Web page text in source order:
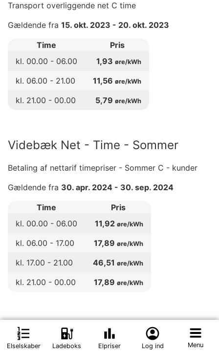
format_list_numbered
Elselskaber
ev_station
Ladeboks
bar_chart
Elpriser
account_circle
Log ind Menu
Transport overliggende net C time
Gældende fra 15. okt. 2023 - 20. okt. 2023
Time
Pris
kl. 00.00 - 06.00 1,93 øre/kWh
kl. 06.00 - 21.00 11,56 øre/kWh
kl. 21.00 - 00.00 5,79 øre/kWh
Videbæk Net - Time - Sommer
Betaling af nettarif timepriser - Sommer C - kunder
Gældende fra 30. apr. 2024 - 30. sep. 2024
Time
Pris
kl. 00.00 - 06.00 11,92 øre/kWh
kl. 06.00 - 17.00 17,89 øre/kWh
kl. 17.00 - 21.00 46,51 øre/kWh
kl. 21.00 - 00.00 17,89 øre/kWh
Videbæk Net - Time
Betaling af nettarif timepriser - C - kunder